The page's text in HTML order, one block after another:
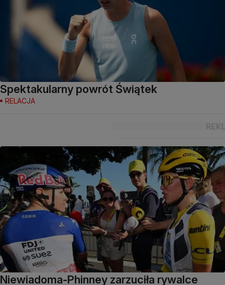
Spektakularny powrót Świątek
RELACJA
Niewiadoma-Phinney zarzuciła rywalce